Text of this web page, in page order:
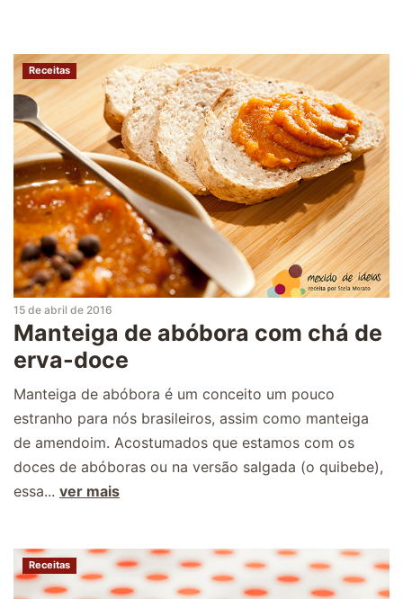
Receitas
15 de abril de 2016
Manteiga de abóbora com chá de
erva-doce
Manteiga de abóbora é um conceito um pouco
estranho para nós brasileiros, assim como manteiga
de amendoim. Acostumados que estamos com os
doces de abóboras ou na versão salgada (o quibebe),
essa... ver mais
Receitas